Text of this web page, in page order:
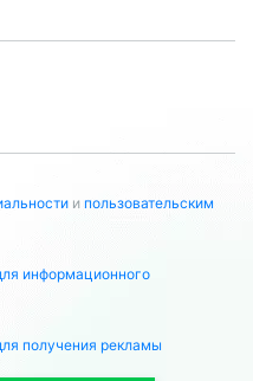
и пользовательским
информационного
получения рекламы